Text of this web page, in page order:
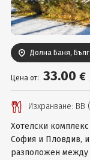
Вход
Долна Баня,
Цена от: 33.00 €
Изхранване: ВВ
Хотелски
София и Пловдив,
разположен между